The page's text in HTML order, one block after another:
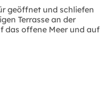
geöffnet und schliefen
Terrasse an der
das offene Meer und auf